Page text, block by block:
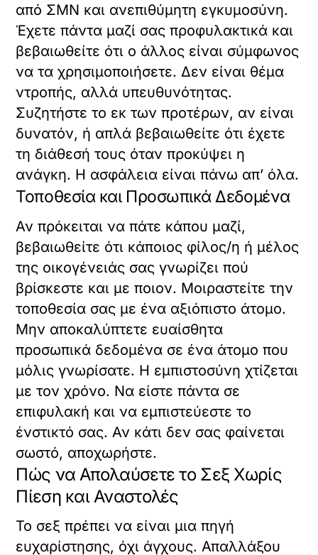
από ΣΜΝ και ανεπιθύμητη εγκυμοσύνη.
Έχετε πάντα μαζί σας προφυλακτικά και
βεβαιωθείτε ότι ο άλλος είναι σύμφωνος
να τα χρησιμοποιήσετε. Δεν είναι θέμα
ντροπής, αλλά υπευθυνότητας.
Συζητήστε το εκ των προτέρων, αν είναι
δυνατόν, ή απλά βεβαιωθείτε ότι έχετε
τη διάθεσή τους όταν προκύψει η
ανάγκη. Η ασφάλεια είναι πάνω απ’ όλα.
Τοποθεσία και Προσωπικά Δεδομένα
Αν πρόκειται να πάτε κάπου μαζί,
βεβαιωθείτε ότι κάποιος φίλος/η ή μέλος
της οικογένειάς σας γνωρίζει πού
βρίσκεστε και με ποιον. Μοιραστείτε την
τοποθεσία σας με ένα αξιόπιστο άτομο.
Μην αποκαλύπτετε ευαίσθητα
προσωπικά δεδομένα σε ένα άτομο που
μόλις γνωρίσατε. Η εμπιστοσύνη χτίζεται
με τον χρόνο. Να είστε πάντα σε
επιφυλακή και να εμπιστεύεστε το
ένστικτό σας. Αν κάτι δεν σας φαίνεται
σωστό, αποχωρήστε.
Πώς να Απολαύσετε το Σεξ Χωρίς
Πίεση και Αναστολές
Το σεξ πρέπει να είναι μια πηγή
ευχαρίστησης, όχι άγχους. Απαλλάξου